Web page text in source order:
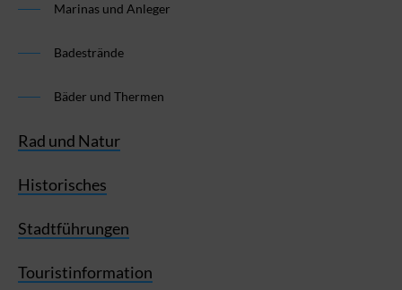
Marinas und Anleger
Badestrände
Bäder und Thermen
Rad und Natur
Historisches
Stadtführungen
Touristinformation